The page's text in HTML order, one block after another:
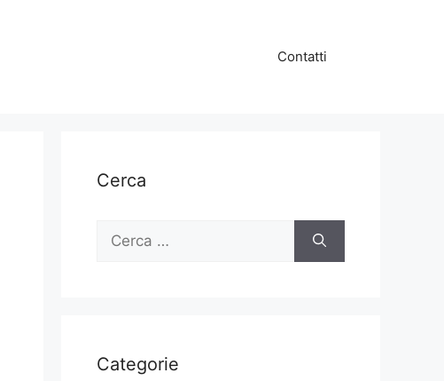
Contatti
Cerca
Ricerca
Categorie